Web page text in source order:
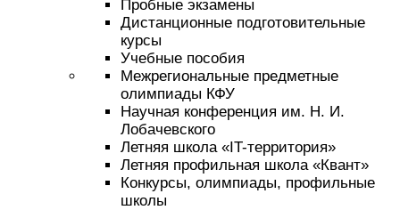
Пробные экзамены
Дистанционные подготовительные
курсы
Учебные пособия
Межрегиональные предметные
олимпиады КФУ
Научная конференция им. Н. И.
Лобачевского
Летняя школа «IT-территория»
Летняя профильная школа «Квант»
Конкурсы, олимпиады, профильные
школы